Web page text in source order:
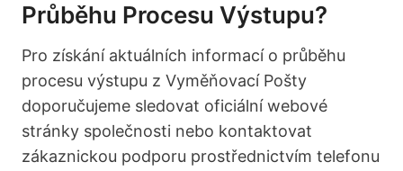
Průběhu Procesu Výstupu?
Pro získání aktuálních informací o průběhu
procesu výstupu z Vyměňovací Pošty
doporučujeme sledovat oficiální webové
stránky společnosti nebo kontaktovat
zákaznickou podporu prostřednictvím telefonu